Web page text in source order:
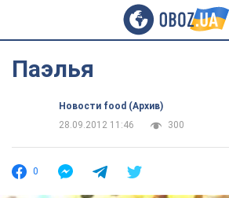
Паэлья
Новости food (Архив)
28.09.2012 11:46
300
0